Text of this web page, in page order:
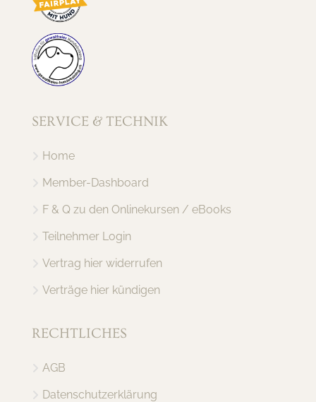
SERVICE & TECHNIK
Home
Member-Dashboard
F & Q zu den Onlinekursen / eBooks
Teilnehmer Login
Vertrag hier widerrufen
Verträge hier kündigen
RECHTLICHES
AGB
Datenschutzerklärung